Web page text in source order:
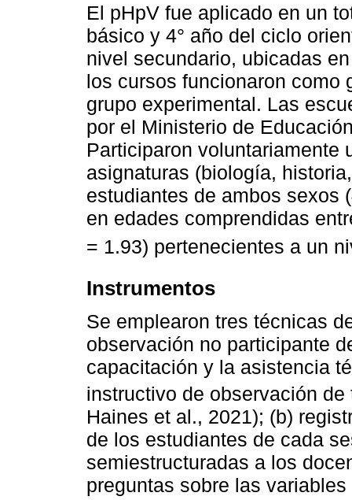
El pHpV fue aplicado en un
básico y 4° año del ciclo
nivel secundario, ubicadas
los cursos funcionaron como
grupo experimental. Las
por el Ministerio de
Participaron voluntariamente
asignaturas (biología,
estudiantes de ambos sexos
en edades comprendidas
= 1.93) pertenecientes a un
Instrumentos
Se emplearon tres técnicas
observación no participante
capacitación y la asistencia
instructivo de observación
Haines et al., 2021); (b)
de los estudiantes de cada
semiestructuradas a los
preguntas sobre las